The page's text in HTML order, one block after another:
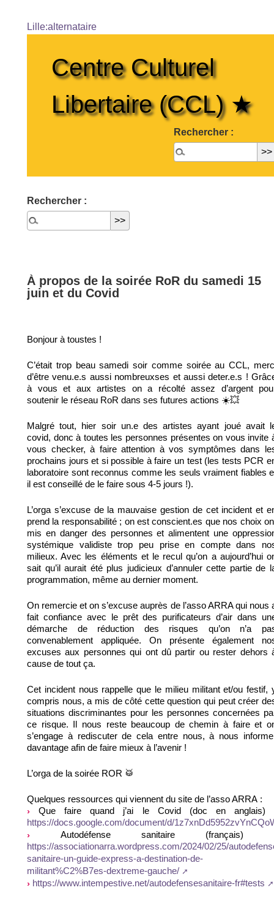
Lille:alternataire
Centre Culturel
Libertaire (CCL) ★
Rechercher :
Rechercher :
À propos de la soirée RoR du samedi 15
juin et du Covid
Bonjour à toustes !
C’était trop beau samedi soir comme soirée au CCL,
d’être venu.e.s aussi nombreuxses et aussi deter.e.s !
à vous et aux artistes on a récolté assez d’argent
soutenir le réseau RoR dans ses futures actions ☀️💥
Malgré tout, hier soir un.e des artistes ayant joué avait
covid, donc à toutes les personnes présentes on vous invite
vous checker, à faire attention à vos symptômes dans
prochains jours et si possible à faire un test (les tests PCR
laboratoire sont reconnus comme les seuls vraiment fiables
il est conseillé de le faire sous 4-5 jours !).
L’orga s’excuse de la mauvaise gestion de cet incident et
prend la responsabilité ; on est conscient.es que nos choix
mis en danger des personnes et alimentent une
systémique validiste trop peu prise en compte dans
milieux. Avec les éléments et le recul qu’on a aujourd’hui
sait qu’il aurait été plus judicieux d’annuler cette partie de
programmation, même au dernier moment.
On remercie et on s’excuse auprès de l’asso ARRA qui nous
fait confiance avec le prêt des purificateurs d’air dans
démarche de réduction des risques qu’on n’a
convenablement appliquée. On présente également
excuses aux personnes qui ont dû partir ou rester dehors
cause de tout ça.
Cet incident nous rappelle que le milieu militant et/ou festif,
compris nous, a mis de côté cette question qui peut créer
situations discriminantes pour les personnes concernées
ce risque. Il nous reste beaucoup de chemin à faire et
s’engage à rediscuter de cela entre nous, à nous
davantage afin de faire mieux à l’avenir !
L’orga de la soirée ROR 🥁
Quelques ressources qui viennent du site de l’asso ARRA :
Que faire quand j’ai le Covid (doc en anglais)
https://docs.google.com/document/d/
Autodéfense sanitaire (français)
https://associationarra.wordpress.com/2024/02/25/
sanitaire-un-guide-express-a-destination-de-
militant%C2%B7es-dextreme-gauche/
https://www.intempestive.net/autodefensesanitaire-fr#tests